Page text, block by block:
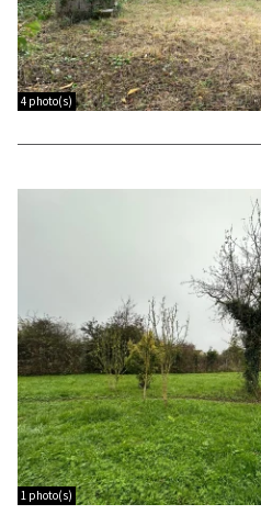
4 photo(s)
1 photo(s)